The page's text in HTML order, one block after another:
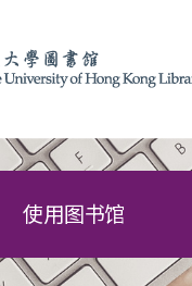
使用图书馆